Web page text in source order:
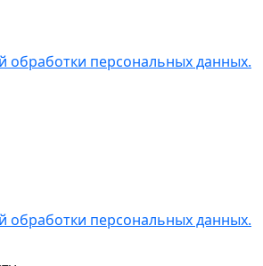
обработки персональных данных.
обработки персональных данных.